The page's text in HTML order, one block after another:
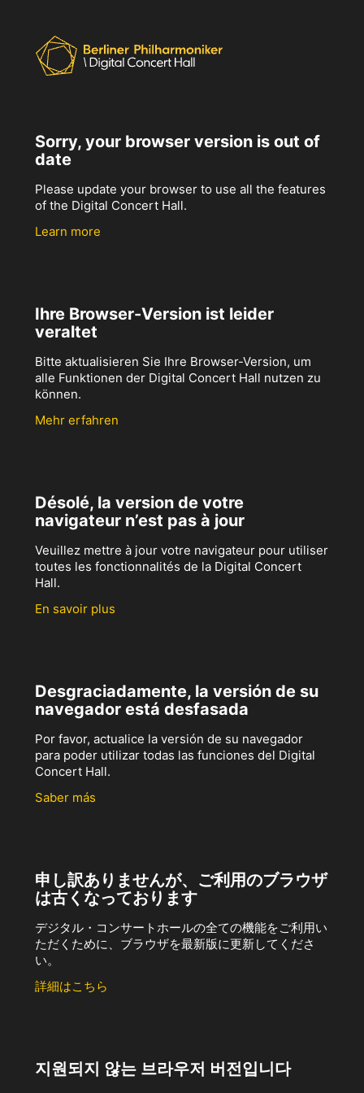
Sorry, your browser version is out of
date
Please update your browser to use all the features
of the Digital Concert Hall.
Learn more
Ihre Browser-Version ist leider
veraltet
Bitte aktualisieren Sie Ihre Browser-Version, um
alle Funktionen der Digital Concert Hall nutzen zu
können.
Mehr erfahren
Désolé, la version de votre
navigateur n’est pas à jour
Veuillez mettre à jour votre navigateur pour utiliser
toutes les fonctionnalités de la Digital Concert
Hall.
En savoir plus
Desgraciadamente, la versión de su
navegador está desfasada
Por favor, actualice la versión de su navegador
para poder utilizar todas las funciones del Digital
Concert Hall.
Saber más
申し訳ありませんが、ご利用のブラウザ
は古くなっております
デジタル・コンサートホールの全ての機能をご利用い
ただくために、ブラウザを最新版に更新してくださ
い。
詳細はこちら
지원되지 않는 브라우저 버전입니다